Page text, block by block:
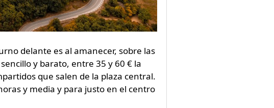
delante es al amanecer, sobre las
y barato, entre 35 y 60 € la
que salen de la plaza central.
y media y para justo en el centro